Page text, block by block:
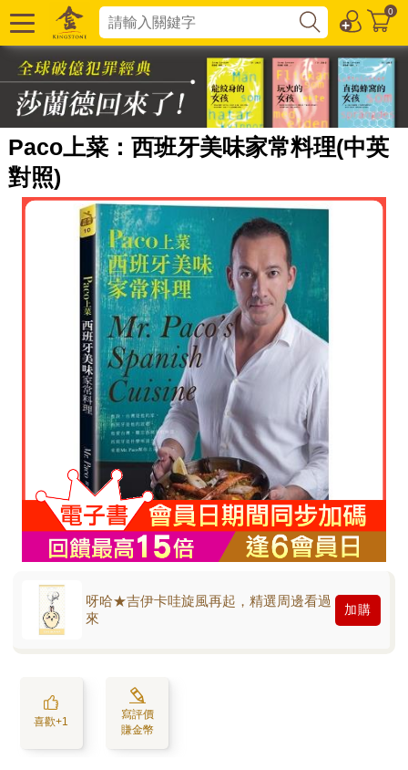
0
Paco上菜：西班牙美味家常料理(中英
對照)
呀哈★吉伊卡哇旋風再起，精選周邊看過
來
加購
喜歡+1
寫評價
賺金幣